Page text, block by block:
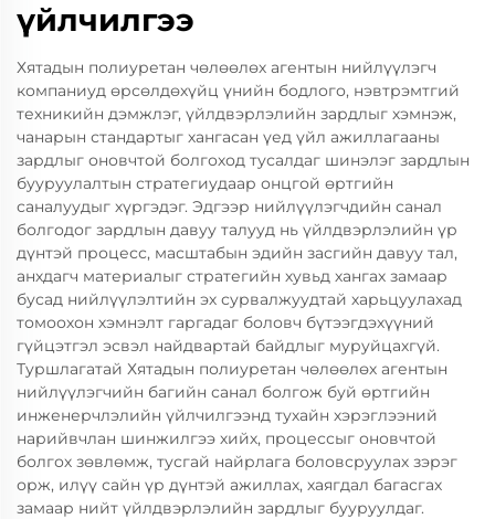
үйлчилгээ
Хятадын полиуретан чөлөөлөх агентын нийлүүлэгч
компаниуд өрсөлдөхүйц үнийн бодлого, нэвтрэмтгий
техникийн дэмжлэг, үйлдвэрлэлийн зардлыг хэмнэж,
чанарын стандартыг хангасан үед үйл ажиллагааны
зардлыг оновчтой болгоход тусалдаг шинэлэг зардлын
бууруулалтын стратегиудаар онцгой өртгийн
саналуудыг хүргэдэг. Эдгээр нийлүүлэгчдийн санал
болгодог зардлын давуу талууд нь үйлдвэрлэлийн үр
дүнтэй процесс, масштабын эдийн засгийн давуу тал,
анхдагч материалыг стратегийн хувьд хангах замаар
бусад нийлүүлэлтийн эх сурвалжуудтай харьцуулахад
томоохон хэмнэлт гаргадаг боловч бүтээгдэхүүний
гүйцэтгэл эсвэл найдвартай байдлыг муруйцахгүй.
Туршлагатай Хятадын полиуретан чөлөөлөх агентын
нийлүүлэгчийн багийн санал болгож буй өртгийн
инженерчлэлийн үйлчилгээнд тухайн хэрэглээний
нарийвчлан шинжилгээ хийх, процессыг оновчтой
болгох зөвлөмж, тусгай найрлага боловсруулах зэрэг
орж, илүү сайн үр дүнтэй ажиллах, хаягдал багасгах
замаар нийт үйлдвэрлэлийн зардлыг бууруулдаг.